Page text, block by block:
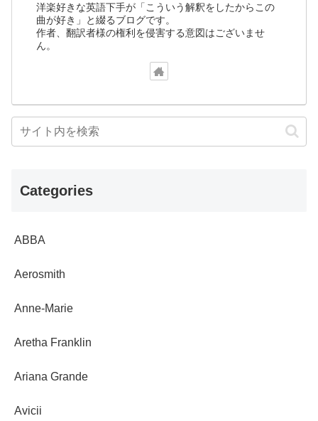
洋楽好きな英語下手が「こういう解釈をしたからこの
曲が好き」と綴るブログです。
作者、翻訳者様の権利を侵害する意図はございませ
ん。
Categories
ABBA
Aerosmith
Anne-Marie
Aretha Franklin
Ariana Grande
Avicii